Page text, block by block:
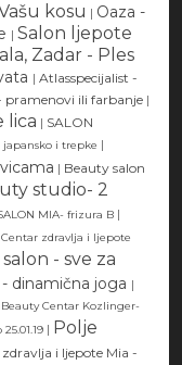
kosu | Oaza -
| Salon ljepote
Zadar - Ples
| Atlasspecijalist -
pramenovi ili farbanje |
lica | SALON
japansko i trepke |
| Beauty salon
studio- 2
MIA- frizura B |
Centar zdravlja i ljepote
- sve za
dinamična joga |
Beauty Centar Kozlinger-
| Polje
i ljepote Mia -